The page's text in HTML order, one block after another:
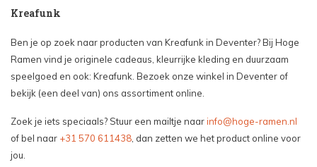
Kreafunk
Ben je op zoek naar producten van Kreafunk in Deventer? Bij Hoge
Ramen vind je originele cadeaus, kleurrijke kleding en duurzaam
speelgoed en ook: Kreafunk. Bezoek onze winkel in Deventer of
bekijk (een deel van) ons assortiment online.
Zoek je iets speciaals? Stuur een mailtje naarinfo@hoge-ramen.nl
of bel naar +31 570 611438 , dan zetten we het product online voor
jou.